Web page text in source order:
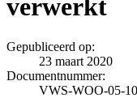
verwerkt
Gepubliceerd op:
23 maart 2020
Documentnummer:
VWS-WOO-05-